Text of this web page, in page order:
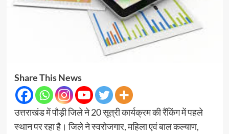
Share This News
उत्तराखंड में पौड़ी जिले ने 20 सूत्री कार्यक्रम की रैंकिंग में पहले
स्थान पर रहा है। जिले ने स्वरोजगार, महिला एवं बाल कल्याण,